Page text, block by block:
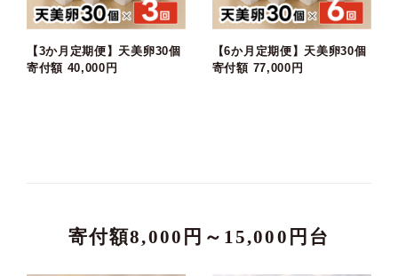
【3か月定期便】天美卵30個
寄付額 40,000円
【6か月定期便】天美卵30個
寄付額 77,000円
寄付額8,000円～15,000円台